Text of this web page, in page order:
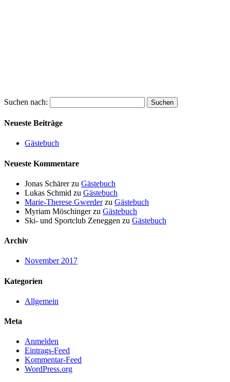
Suchen nach:
Neueste Beiträge
Gästebuch
Neueste Kommentare
Jonas Schärerzu Gästebuch
Lukas Schmid zu Gästebuch
Marie-Therese Gwerderzu Gästebuch
Myriam Möschingerzu Gästebuch
Ski- und Sportclub Zeneggen zu Gästebuch
Archiv
November 2017
Kategorien
Allgemein
Meta
Anmelden
Eintrags-Feed
Kommentar-Feed
WordPress.org